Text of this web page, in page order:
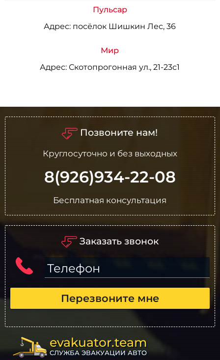
Пульсар
Адрес: посёлок Шишкин Лес, 36
Мир
Адрес: Скотопрогонная ул., 21-23с1
Позвоните нам!
Круглосуточно и без выходных
8(926)934-22-08
Бесплатная консультация
Заказать звонок
Телефон
Перезвоните мне
evakuator.team
СЛУЖБА ЭВАКУАЦИИ АВТО